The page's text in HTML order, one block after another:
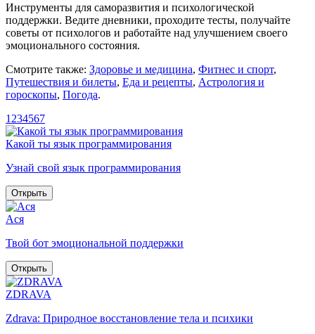
Инструменты для саморазвития и психологической
поддержки. Ведите дневники, проходите тесты, получайте
советы от психологов и работайте над улучшением своего
эмоционального состояния.
Смотрите также: Здоровье и медицина, Фитнес и спорт,
Путешествия и билеты, Еда и рецепты, Астрология и
гороскопы, Погода.
1 234567
Какой ты язык программирования
Узнай свой язык программирования
Открыть
Ася
Твой бот эмоциональной поддержки
Открыть
ZDRAVA
Zdrava: Природное восстановление тела и психики